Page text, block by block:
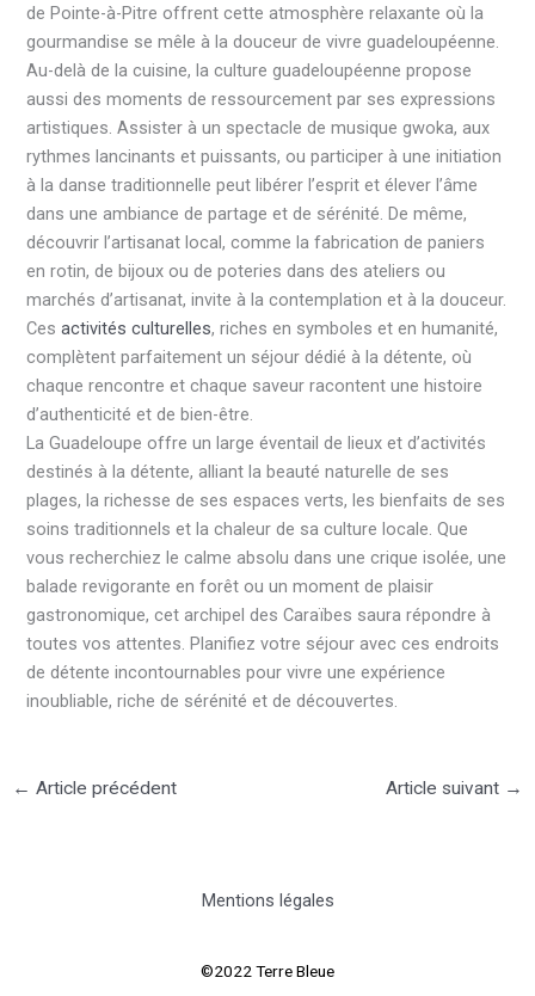
de Pointe-à-Pitre offrent cette atmosphère relaxante où la
gourmandise se mêle à la douceur de vivre guadeloupéenne.
Au-delà de la cuisine, la culture guadeloupéenne propose
aussi des moments de ressourcement par ses expressions
artistiques. Assister à un spectacle de musique gwoka, aux
rythmes lancinants et puissants, ou participer à une initiation
à la danse traditionnelle peut libérer l’esprit et élever l’âme
dans une ambiance de partage et de sérénité. De même,
découvrir l’artisanat local, comme la fabrication de paniers
en rotin, de bijoux ou de poteries dans des ateliers ou
marchés d’artisanat, invite à la contemplation et à la douceur.
Cesactivités culturelles, riches en symboles et en humanité,
complètent parfaitement un séjour dédié à la détente, où
chaque rencontre et chaque saveur racontent une histoire
d’authenticité et de bien-être.
La Guadeloupe offre un large éventail de lieux et d’activités
destinés à la détente, alliant la beauté naturelle de ses
plages, la richesse de ses espaces verts, les bienfaits de ses
soins traditionnels et la chaleur de sa culture locale. Que
vous recherchiez le calme absolu dans une crique isolée, une
balade revigorante en forêt ou un moment de plaisir
gastronomique, cet archipel des Caraïbes saura répondre à
toutes vos attentes. Planifiez votre séjour avec ces endroits
de détente incontournables pour vivre une expérience
inoubliable, riche de sérénité et de découvertes.
← Article précédent Article suivant →
Mentions légales
©2022 Terre Bleue